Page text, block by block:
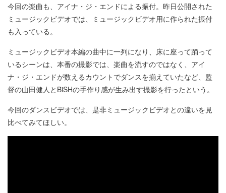
今回の楽曲も、アイナ・ジ・エンドによる振付。昨日公開された
ミュージックビデオでは、ミュージックビデオ用に作られた振付
も入っている。
ミュージックビデオ本編の曲中に一列になり、床に座って踊って
いるシーンは、本番の撮影では、楽曲を流すのではなく、アイ
ナ・ジ・エンドが数えるカウントでダンスを揃えていたなど、監
督の山田健人とBiSHの手作り感が生み出す撮影を行ったという。
今回のダンスビデオでは、是非ミュージックビデオとの違いを見
比べてみてほしい。